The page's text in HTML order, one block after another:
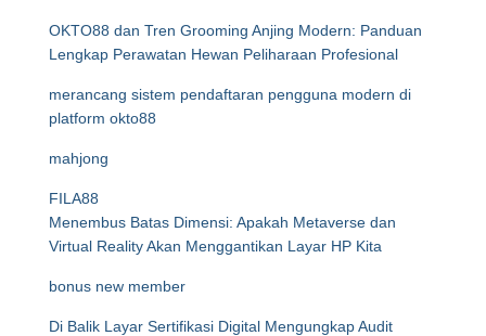
OKTO88 dan Tren Grooming Anjing Modern: Panduan
Lengkap Perawatan Hewan Peliharaan Profesional
merancang sistem pendaftaran pengguna modern di
platform okto88
mahjong
FILA88
Menembus Batas Dimensi: Apakah Metaverse dan
Virtual Reality Akan Menggantikan Layar HP Kita
bonus new member
Di Balik Layar Sertifikasi Digital Mengungkap Audit